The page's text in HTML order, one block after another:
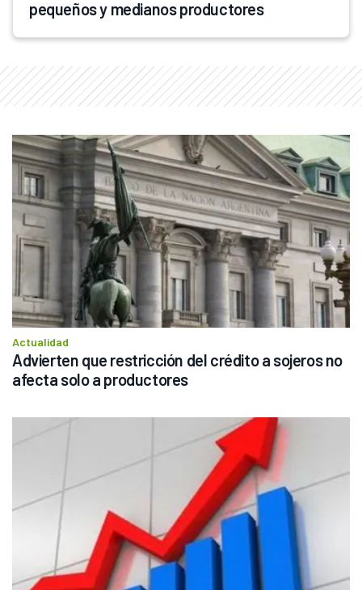
pequeños y medianos productores
Actualidad
Advierten que restricción del crédito a sojeros no
afecta solo a productores